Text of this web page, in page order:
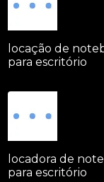
locação de
para escritório
locadora de
para escritório